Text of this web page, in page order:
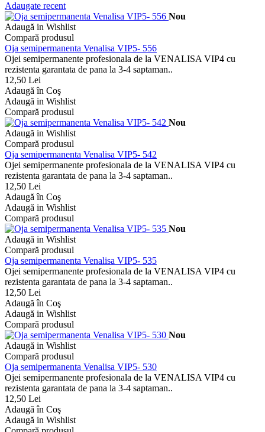
Adaugate recent
Nou
Adaugă in Wishlist
Compară produsul
Oja semipermanenta Venalisa VIP5- 556
Ojei semipermanente profesionala de la VENALISA VIP4 cu
rezistenta garantata de pana la 3-4 saptaman..
12,50 Lei
Adaugă în Coş
Adaugă in Wishlist
Compară produsul
Nou
Adaugă in Wishlist
Compară produsul
Oja semipermanenta Venalisa VIP5- 542
Ojei semipermanente profesionala de la VENALISA VIP4 cu
rezistenta garantata de pana la 3-4 saptaman..
12,50 Lei
Adaugă în Coş
Adaugă in Wishlist
Compară produsul
Nou
Adaugă in Wishlist
Compară produsul
Oja semipermanenta Venalisa VIP5- 535
Ojei semipermanente profesionala de la VENALISA VIP4 cu
rezistenta garantata de pana la 3-4 saptaman..
12,50 Lei
Adaugă în Coş
Adaugă in Wishlist
Compară produsul
Nou
Adaugă in Wishlist
Compară produsul
Oja semipermanenta Venalisa VIP5- 530
Ojei semipermanente profesionala de la VENALISA VIP4 cu
rezistenta garantata de pana la 3-4 saptaman..
12,50 Lei
Adaugă în Coş
Adaugă in Wishlist